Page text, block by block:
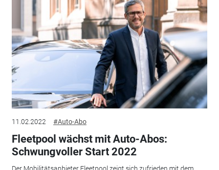
11.02.2022 #Auto-Abo
Fleetpool wächst mit Auto-Abos:
Schwungvoller Start 2022